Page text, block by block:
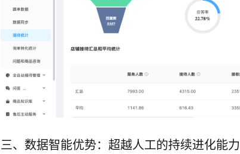
三、数据智能优势：超越人工的持续进化能力